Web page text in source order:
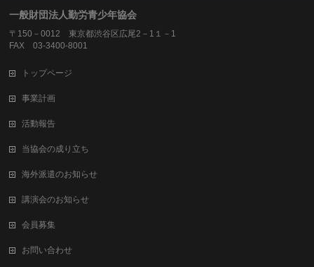
一般財団法人勤労青少年協会
〒150－0012 東京都渋谷区広尾2－1１－1
FAX 03-3400-8001
トップページ
事業計画
活動報告
当協会の成り立ち
海外派遣のお知らせ
講演会のお知らせ
会員募集
お問い合わせ